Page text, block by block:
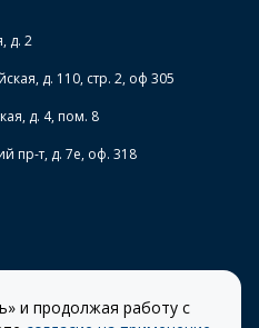
д. 2
д. 110, стр. 2, оф 305
д. 4, пом. 8
пр-т, д. 7е, оф. 318
и продолжая работу с